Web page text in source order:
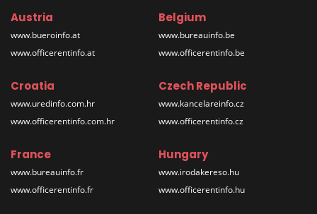
Austria
www.bueroinfo.at
www.officerentinfo.at
Belgium
www.bureauinfo.be
www.officerentinfo.be
Croatia
www.uredinfo.com.hr
www.officerentinfo.com.hr
Czech Republic
www.kancelareinfo.cz
www.officerentinfo.cz
France
www.bureauinfo.fr
www.officerentinfo.fr
Hungary
www.irodakereso.hu
www.officerentinfo.hu